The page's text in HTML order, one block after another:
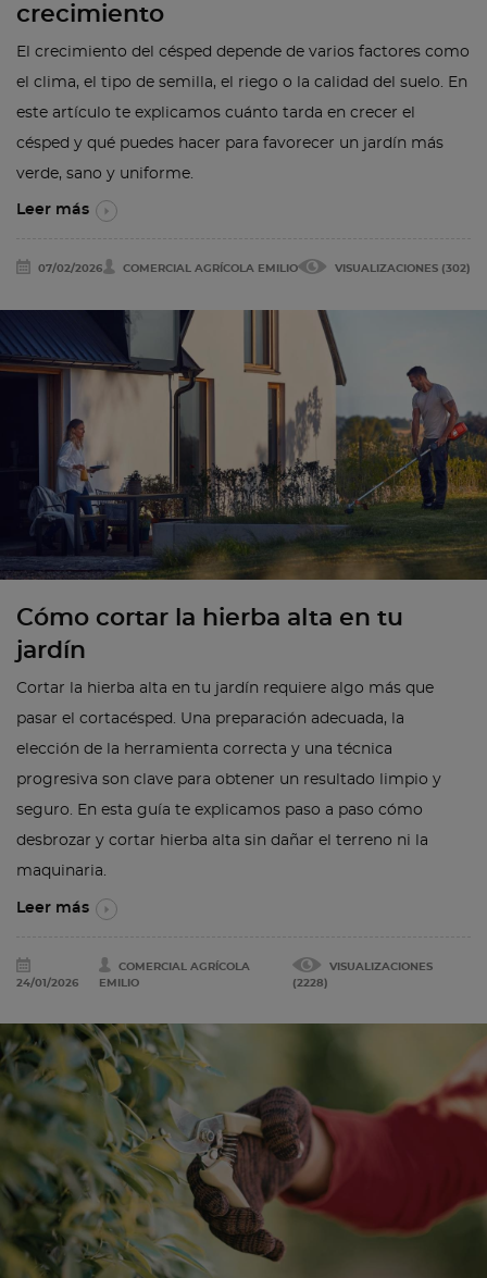
crecimiento
El crecimiento del césped depende de varios factores como
el clima, el tipo de semilla, el riego o la calidad del suelo. En
este artículo te explicamos cuánto tarda en crecer el
césped y qué puedes hacer para favorecer un jardín más
verde, sano y uniforme.
Leer más
07/02/2026 COMERCIAL AGRÍCOLA EMILIO VISUALIZACIONES (302)
Cómo cortar la hierba alta en tu
jardín
Cortar la hierba alta en tu jardín requiere algo más que
pasar el cortacésped. Una preparación adecuada, la
elección de la herramienta correcta y una técnica
progresiva son clave para obtener un resultado limpio y
seguro. En esta guía te explicamos paso a paso cómo
desbrozar y cortar hierba alta sin dañar el terreno ni la
maquinaria.
Leer más
24/01/2026
COMERCIAL AGRÍCOLA
EMILIO
VISUALIZACIONES
(2228)